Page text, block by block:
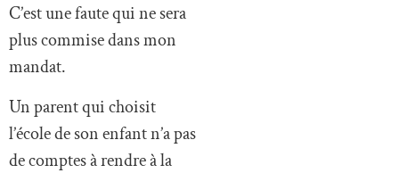
C’est une faute qui ne sera
plus commise dans mon
mandat.
Un parent qui choisit
l’école de son enfant n’a pas
de comptes à rendre à la